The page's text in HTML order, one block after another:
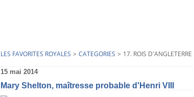
LES FAVORITES ROYALES > CATEGORIES > 17. ROIS D'ANGLETERRE
15 mai 2014
Mary Shelton, maîtresse probable d'Henri VIII